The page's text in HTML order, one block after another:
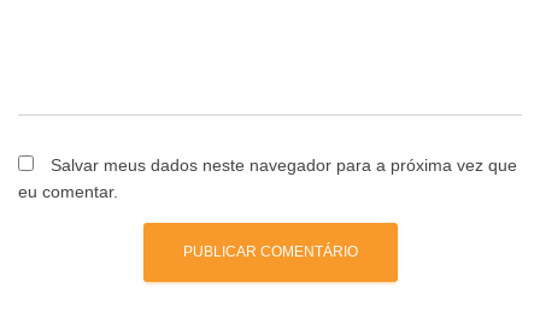
Salvar meus dados neste navegador para a próxima vez que
eu comentar.